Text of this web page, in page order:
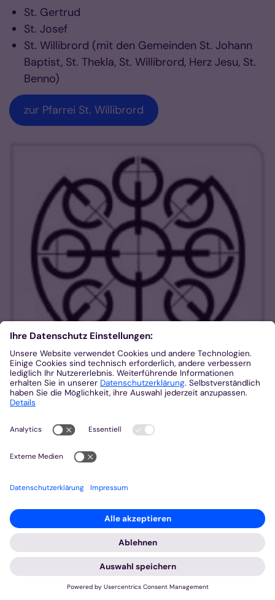
St. Gertrud
St. Josef
St. Willibrord (mit den Gemeinden St. Johann
Baptist, St. Thekla, St. Willibrord, Herz Jesu, St.
Benno)
zur Pfarrei St. Willibrord
GdG Würselen: Pfarrei St.
Sebastian
mit den Gemeinden St. Balbina, St. Marien, St.
Peter und Paul, St. Pius X, St. Sebastian, St. Lucia,